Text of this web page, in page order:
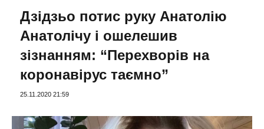
Дзідзьо потис руку Анатолію
Анатолічу і ошелешив
зізнанням: “Перехворів на
коронавірус таємно”
25.11.2020 21:59